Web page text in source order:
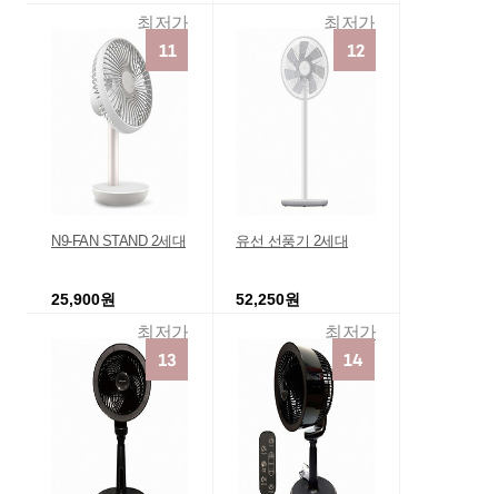
최저가 최저가
N9-FAN STAND 2세대
25,900원
최저가
유선 선풍기 2세대
52,250원
최저가